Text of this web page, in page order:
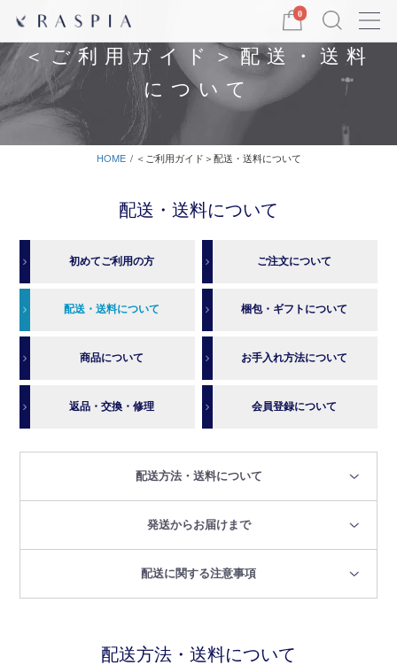
Menu
0
＜ご利用ガイド＞配送・送料
について
HOME ＜ご利用ガイド＞配送・送料について
配送・送料について
初めてご利用の方 ご注文について
配送・送料について 梱包・ギフトについて
商品について お手入れ方法について
返品・交換・修理 会員登録について
配送方法・送料について
発送からお届けまで
配送に関する注意事項
配送方法・送料について